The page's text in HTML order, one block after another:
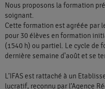
Nous proposons la formation
soignant.
Cette formation est agréée par
pour 30 élèves en formation
(1540 h) ou partiel. Le cycle de
dernière semaine d'août et se
L’IFAS est rattaché à un
lucratif, reconnu par l’Agence